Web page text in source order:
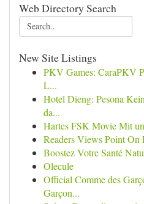
Web Directory Search
New Site Listings
PKV Games: CaraPKV
L...
Hotel Dieng: Pesona
da...
Hartes FSK Movie Mit
Readers Views Point On
Boostez Votre Santé
Olecule
Official Comme des
Garçon...